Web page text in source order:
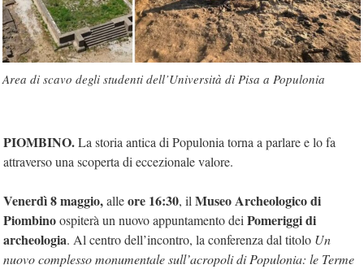
Area di scavo degli studenti dell’Università di Pisa a Populonia
PIOMBINO.La storia antica di Populonia torna a parlare e lo fa
attraverso una scoperta di eccezionale valore.
Venerdì 8 maggio,alleore 16:30, ilMuseo Archeologico di
Piombinoospiterà un nuovo appuntamento deiPomeriggi di
archeologia. Al centro dell’incontro, la conferenza dal titolo Un
nuovo complesso monumentale sull’acropoli di Populonia: le Terme